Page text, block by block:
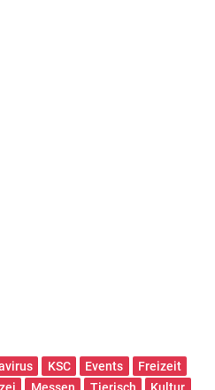
KSC Events
Freizeit
Messen Tierisch
Kultur